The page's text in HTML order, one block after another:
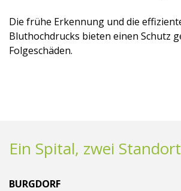
Die frühe Erkennung und die
Bluthochdrucks bieten einen Schutz
Folgeschäden.
Ein Spital, zwei
BURGDORF